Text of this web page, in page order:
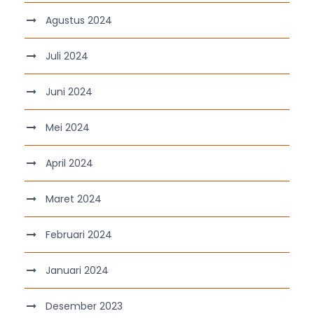
Agustus 2024
Juli 2024
Juni 2024
Mei 2024
April 2024
Maret 2024
Februari 2024
Januari 2024
Desember 2023